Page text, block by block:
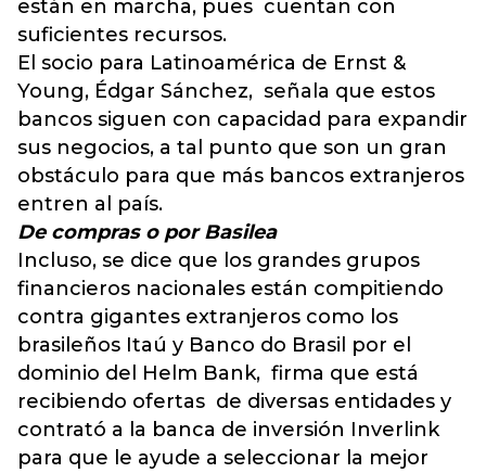
están en marcha, pues cuentan con
suficientes recursos.
El socio para Latinoamérica de Ernst &
Young, Édgar Sánchez, señala que estos
bancos siguen con capacidad para expandir
sus negocios, a tal punto que son un gran
obstáculo para que más bancos extranjeros
entren al país.
De compras o por Basilea
Incluso, se dice que los grandes grupos
financieros nacionales están compitiendo
contra gigantes extranjeros como los
brasileños Itaú y Banco do Brasil por el
dominio del Helm Bank, firma que está
recibiendo ofertas de diversas entidades y
contrató a la banca de inversión Inverlink
para que le ayude a seleccionar la mejor